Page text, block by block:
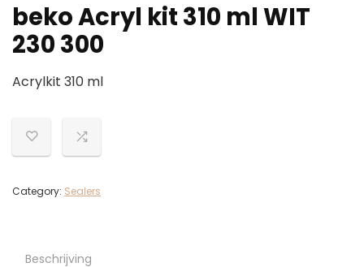
beko Acryl kit 310 ml WIT
230 300
Acrylkit 310 ml
Category: Sealers
Beschrijving